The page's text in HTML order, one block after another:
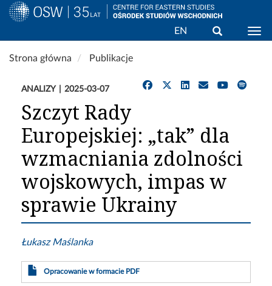
Przejdź
do
EN Wyszukaj
Strona główna Publikacje
ANALIZY 2025-03-07
Szczyt Rady
Europejskiej: „tak” dla
wzmacniania zdolności
wojskowych, impas w
sprawie Ukrainy
Łukasz Maślanka
Opracowanie w formacie PDF